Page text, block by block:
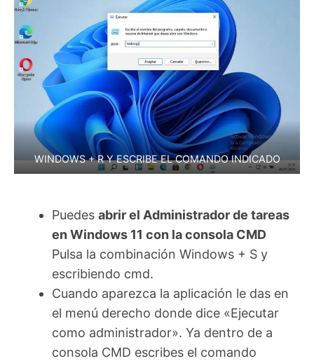
WINDOWS + R Y ESCRIBE EL COMANDO INDICADO
Puedes abrir el Administrador de tareas
en Windows 11 con la consola CMD
Pulsa la combinación Windows + S y
escribiendo cmd.
Cuando aparezca la aplicación le das en
el menú derecho donde dice «Ejecutar
como administrador». Ya dentro de a
consola CMD escribes el comando